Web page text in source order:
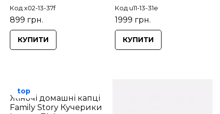
Код x02-13-37f
899 грн.
КУПИТИ
Код u11-13-31e
1999 грн.
КУПИТИ
Жіночі домашні капці
Family Story Кучерики
top